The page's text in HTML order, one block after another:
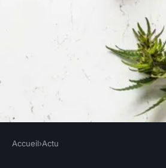
Accueil›Actu